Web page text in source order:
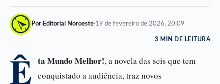
Por Editorial Noroeste·19 de fevereiro de 2026, 20:09
3 MIN DE LEITURA
Ê ta Mundo Melhor!, a novela das seis que tem
conquistado a audiência, traz novos